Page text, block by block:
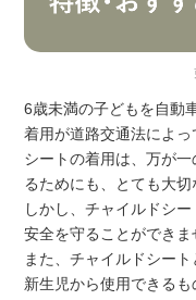
6歳未満の子どもを自動
着用が道路交通法によ
シートの着用は、万が
るためにも、とても大切
しかし、チャイルドシ
安全を守ることができま
また、チャイルドシー
新生児から使用できる